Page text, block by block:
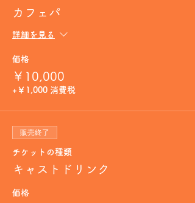
カフェパ
詳細を見る
価格
￥10,000
+￥1,000 消費税
販売終了
チケットの種類
キャストドリンク
価格